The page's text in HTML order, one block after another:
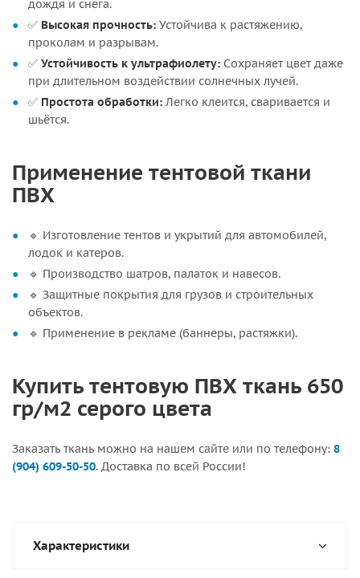
дождя и снега.
✅ Высокая прочность: Устойчива к растяжению,
проколам и разрывам.
✅ Устойчивость к ультрафиолету: Сохраняет цвет даже
при длительном воздействии солнечных лучей.
✅ Простота обработки: Легко клеится, сваривается и
шьётся.
Применение тентовой ткани
ПВХ
🔹 Изготовление тентов и укрытий для автомобилей,
лодок и катеров.
🔹 Производство шатров, палаток и навесов.
🔹 Защитные покрытия для грузов и строительных
объектов.
🔹 Применение в рекламе (баннеры, растяжки).
Купить тентовую ПВХ ткань 650
гр/м2 серого цвета
Заказать ткань можно на нашем сайте или по телефону: 8
(904) 609-50-50. Доставка по всей России!
Характеристики